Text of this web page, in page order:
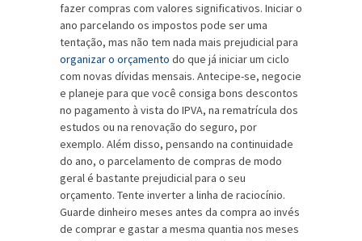
fazer compras com valores significativos. Iniciar o
ano parcelando os impostos pode ser uma
tentação, mas não tem nada mais prejudicial para
organizar o orçamento do que já iniciar um ciclo
com novas dívidas mensais. Antecipe-se, negocie
e planeje para que você consiga bons descontos
no pagamento à vista do IPVA, na rematrícula dos
estudos ou na renovação do seguro, por
exemplo. Além disso, pensando na continuidade
do ano, o parcelamento de compras de modo
geral é bastante prejudicial para o seu
orçamento. Tente inverter a linha de raciocínio.
Guarde dinheiro meses antes da compra ao invés
de comprar e gastar a mesma quantia nos meses